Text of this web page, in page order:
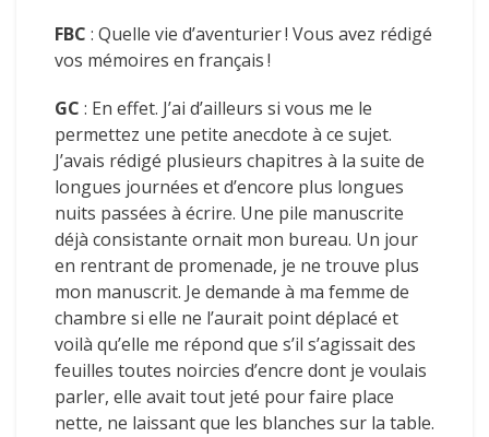
FBC : Quelle vie d’aventurier ! Vous avez rédigé
vos mémoires en français !
GC : En effet. J’ai d’ailleurs si vous me le
permettez une petite anecdote à ce sujet.
J’avais rédigé plusieurs chapitres à la suite de
longues journées et d’encore plus longues
nuits passées à écrire. Une pile manuscrite
déjà consistante ornait mon bureau. Un jour
en rentrant de promenade, je ne trouve plus
mon manuscrit. Je demande à ma femme de
chambre si elle ne l’aurait point déplacé et
voilà qu’elle me répond que s’il s’agissait des
feuilles toutes noircies d’encre dont je voulais
parler, elle avait tout jeté pour faire place
nette, ne laissant que les blanches sur la table.